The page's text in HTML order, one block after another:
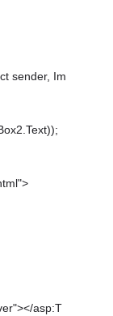
sender, Im
asp:T